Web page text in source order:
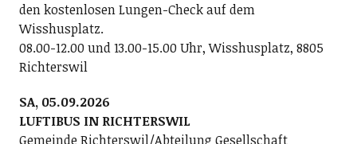
den kostenlosen Lungen-Check auf dem
Wisshusplatz.
08.00-12.00 und 13.00-15.00 Uhr, Wisshusplatz, 8805
Richterswil
SA, 05.09.2026
LUFTIBUS IN RICHTERSWIL
Gemeinde Richterswil/Abteilung Gesellschaft